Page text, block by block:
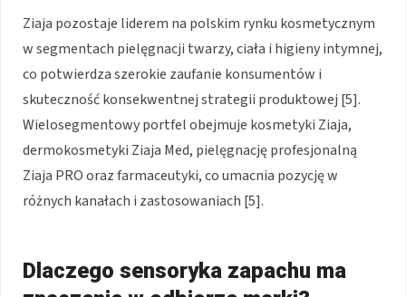
Ziaja pozostaje liderem na polskim rynku kosmetycznym
w segmentach pielęgnacji twarzy, ciała i higieny intymnej,
co potwierdza szerokie zaufanie konsumentów i
skuteczność konsekwentnej strategii produktowej [5].
Wielosegmentowy portfel obejmuje kosmetyki Ziaja,
dermokosmetyki Ziaja Med, pielęgnację profesjonalną
Ziaja PRO oraz farmaceutyki, co umacnia pozycję w
różnych kanałach i zastosowaniach [5].
Dlaczego sensoryka zapachu ma